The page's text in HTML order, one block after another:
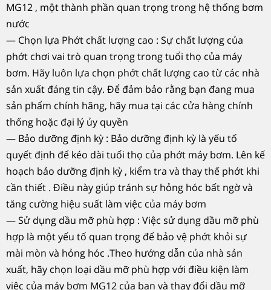
MG12 , một thành phần quan trọng trong hệ thống bơm
nước
— Chọn lựa Phớt chất lượng cao : Sự chất lượng của
phớt chơi vai trò quan trọng trong tuổi thọ của máy
bơm. Hãy luôn lựa chọn phớt chất lượng cao từ các nhà
sản xuất đáng tin cậy. Để đảm bảo rằng bạn đang mua
sản phẩm chính hãng, hãy mua tại các cửa hàng chính
thống hoặc đại lý ủy quyền
— Bảo dưỡng định kỳ : Bảo dưỡng định kỳ là yếu tố
quyết định để kéo dài tuổi thọ của phớt máy bơm. Lên kế
hoạch bảo dưỡng định kỳ , kiểm tra và thay thế phớt khi
cần thiết . Điều này giúp tránh sự hỏng hóc bất ngờ và
tăng cường hiệu suất làm việc của máy bơm
— Sử dụng dầu mỡ phù hợp : Việc sử dụng dầu mỡ phù
hợp là một yếu tố quan trọng để bảo vệ phớt khỏi sự
mài mòn và hỏng hóc .Theo hướng dẫn của nhà sản
xuất, hãy chọn loại dầu mỡ phù hợp với điều kiện làm
việc của máy bơm MG12 của bạn và thay đổi dầu mỡ